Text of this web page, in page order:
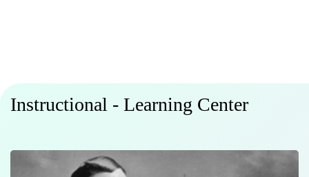
Instructional - Learning Center